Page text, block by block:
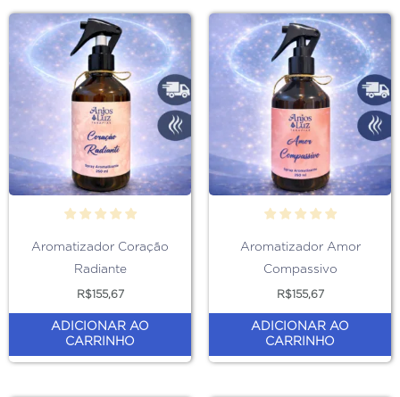
Aromatizador Coração
Radiante
R$155,67
ADICIONAR AO
CARRINHO
Aromatizador Amor
Compassivo
R$155,67
ADICIONAR AO
CARRINHO